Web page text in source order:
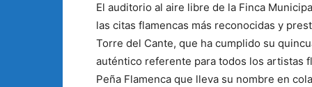
El auditorio al aire libre de la Finca
las citas flamencas más reconocidas y
Torre del Cante, que ha cumplido su
auténtico referente para todos los artistas
Peña Flamenca que lleva su nombre en